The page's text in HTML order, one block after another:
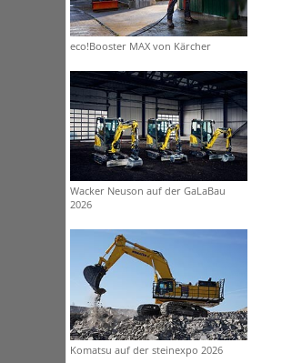
eco!Booster MAX von Kärcher
Wacker Neuson auf der GaLaBau
2026
Komatsu auf der steinexpo 2026